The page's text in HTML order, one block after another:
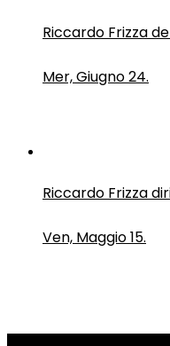
Riccardo Frizza
Mer, Giugno 24.
Riccardo Frizza
Ven, Maggio 15.